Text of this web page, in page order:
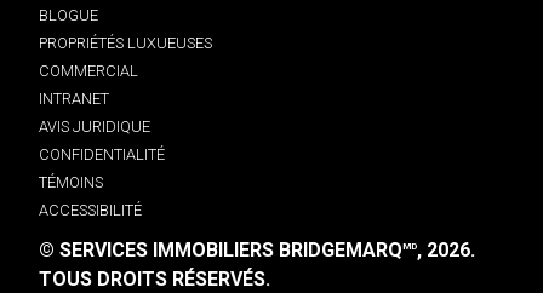
BLOGUE
PROPRIÉTÉS LUXUEUSES
COMMERCIAL
INTRANET
AVIS JURIDIQUE
CONFIDENTIALITÉ
TÉMOINS
ACCESSIBILITÉ
© SERVICES IMMOBILIERS BRIDGEMARQMD, 2026.
TOUS DROITS RÉSERVÉS.